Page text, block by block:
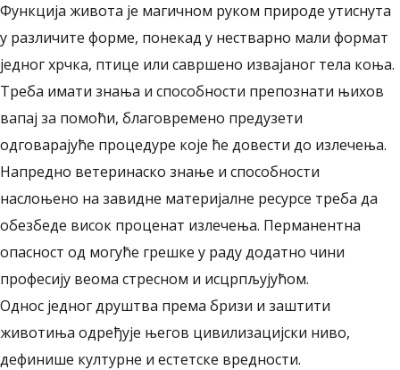
Функција живота је магичном руком природе утиснута
у различите форме, понекад у нестварно мали формат
једног хрчка, птице или савршено извајаног тела коња.
Треба имати знања и способности препознати њихов
вапај за помоћи, благовремено предузети
одговарајуће процедуре које ће довести до излечења.
Напредно ветеринаско знање и способности
наслоњено на завидне материјалне ресурсе треба да
обезбеде висок проценат излечења. Перманентна
опасност од могуће грешке у раду додатно чини
професију веома стресном и исцрпљујућом.
Однос једног друштва према бризи и заштити
животиња одређује његов цивилизацијски ниво,
дефинише културне и естетске вредности.